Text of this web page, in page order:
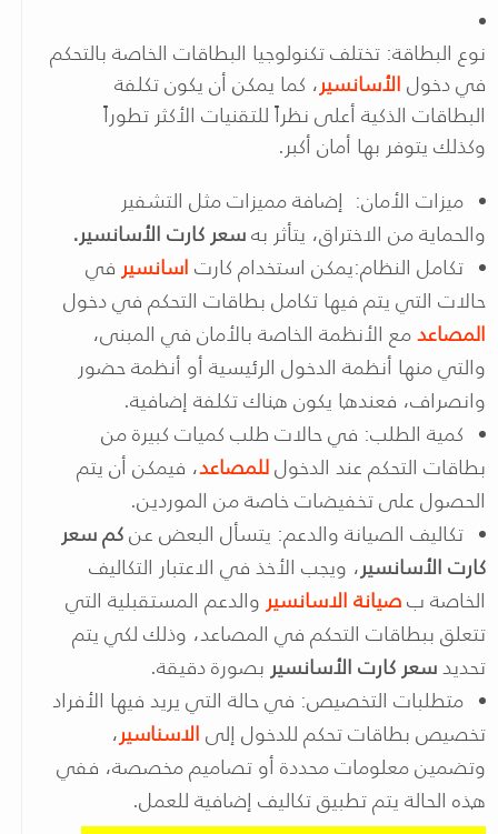
نوع البطاقة: تختلف تكنولوجيا البطاقات الخاصة بالتحكم
في دخولالأسانسير، كما يمكن أن يكون تكلفة
البطاقات الذكية أعلى نظراً للتقنيات الأكثر تطوراً
وكذلك يتوفر بها أمان أكبر.
ميزات الأمان: إضافة مميزات مثل التشفير
والحماية من الاختراق، يتأثر بهسعر كارت الأسانسير.
تكامل النظام:يمكن استخدام كارتاسانسير في
حالات التي يتم فيها تكامل بطاقات التحكم في دخول
المصاعدمع الأنظمة الخاصة بالأمان في المبنى،
والتي منها أنظمة الدخول الرئيسية أو أنظمة حضور
وانصراف، فعندها يكون هناك تكلفة إضافية.
كمية الطلب: في حالات طلب كميات كبيرة من
بطاقات التحكم عند الدخولللمصاعد، فيمكن أن يتم
الحصول على تخفيضات خاصة من الموردين.
تكاليف الصيانة والدعم: يتسأل البعض عنكم سعر
كارت الأسانسير، ويجب الأخذ في الاعتبار التكاليف
الخاصة بصيانة الاسانسير والدعم المستقبلية التي
تتعلق ببطاقات التحكم في المصاعد، وذلك لكي يتم
تحديدسعر كارت الأسانسير بصورة دقيقة.
متطلبات التخصيص: في حالة التي يريد فيها الأفراد
تخصيص بطاقات تحكم للدخول إلىالاسناسير،
وتضمين معلومات محددة أو تصاميم مخصصة، ففي
هذه الحالة يتم تطبيق تكاليف إضافية للعمل.